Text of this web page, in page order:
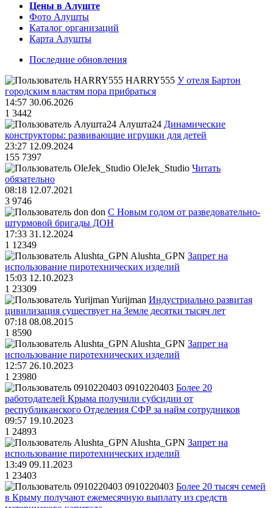
Цены в Алуште
Фото Алушты
Каталог организаций
Карта Алушты
Последние обновления
HARRY555 У отеля Бартон
городским властям пора прибраться
14:57 30.06.2026
1 3442
Алушта24 Динамические
конструкторы: развивающие игрушки для детей
23:27 12.09.2024
155 7397
OleJek_Studio Читать
обязательно
08:18 12.07.2021
3 9746
don С Новым годом от разведовательно-
штурмовой бригады ДОН
17:33 31.12.2024
1 12349
Alushta_GPN Запрет на
использование пиротехнических изделий
15:03 12.10.2023
1 23309
Yurijman Индустриально развитая
цивилизация существует на Земле десятки тысяч лет
07:18 08.08.2015
1 8590
Alushta_GPN Запрет на
использование пиротехнических изделий
12:57 26.10.2023
1 23980
0910220403 Более 20
работодателей Крыма получили субсидии от
республиканского Отделения СФР за найм сотрудников
09:57 19.10.2023
1 24893
Alushta_GPN Запрет на
использование пиротехнических изделий
13:49 09.11.2023
1 23403
0910220403 Более 20 тысяч семей
в Крыму получают ежемесячную выплату из средств